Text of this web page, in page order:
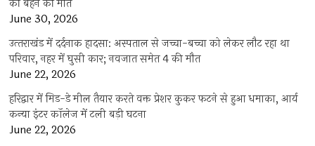
की बहन की मौत
June 30, 2026
उत्‍तराखंड में दर्दनाक हादसा: अस्पताल से जच्चा-बच्चा को लेकर लौट रहा था
परिवार, नहर में घुसी कार; नवजात समेत 4 की मौत
June 22, 2026
हरिद्वार में मिड-डे मील तैयार करते वक्त प्रेशर कुकर फटने से हुआ धमाका, आर्य
कन्या इंटर कॉलेज में टली बड़ी घटना
June 22, 2026